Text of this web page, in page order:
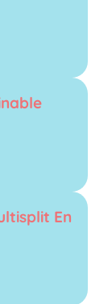
En